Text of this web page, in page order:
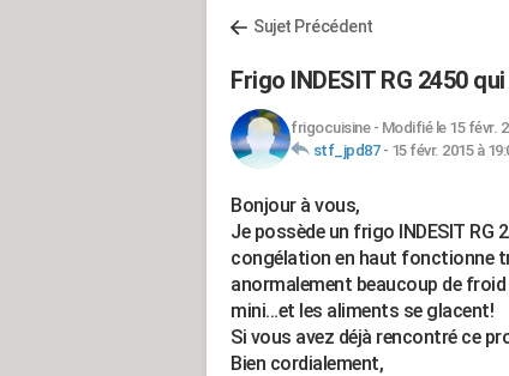
Sujet Précédent
Frigo INDESIT RG 2450
frigocuisine- Modifié le 15 févr.
stf_jpd87- 15 févr. 2015 à
Bonjour à vous,
Je possède un frigo INDESIT RG
congélation en haut fonctionne
anormalement beaucoup de
mini...et les aliments se glacent!
Si vous avez déjà rencontré ce
Bien cordialement,